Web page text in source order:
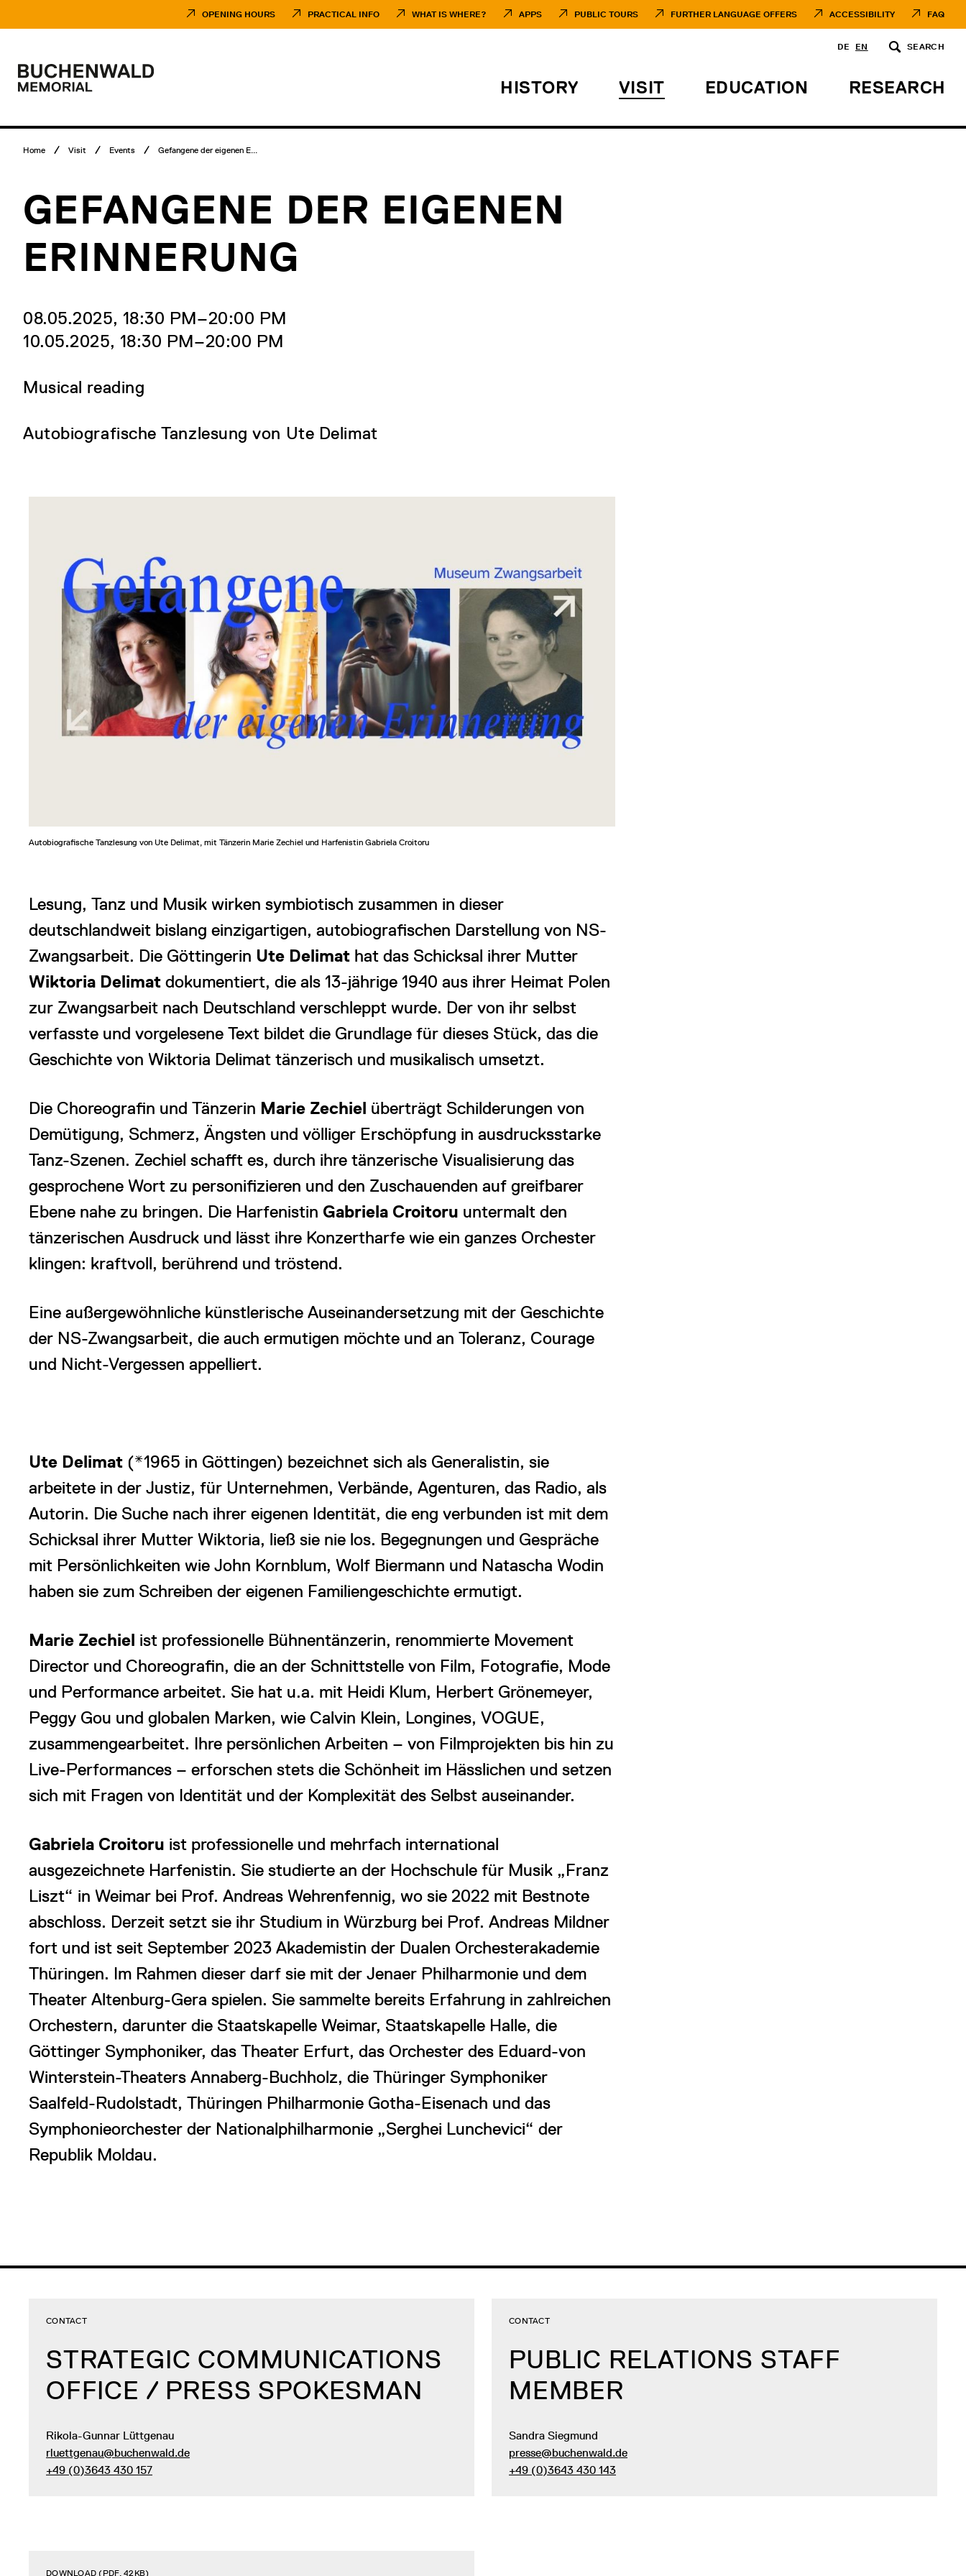
content
OPENING HOURS PRACTICAL INFO WHAT IS WHERE? APPS PUBLIC TOURS FURTHER LANGUAGE OFFERS ACCESSIBILITY FAQ
Main
DE EN SEARCH
Logo
Buchenwald
HISTORY VISIT EDUCATION RESEARCH
Breadcrumb
Home Visit Events Gefangene der eigenen E...
GEFANGENE DER EIGENEN
ERINNERUNG
08.05.2025, 18:30 PM‒20:00 PM
10.05.2025, 18:30 PM‒20:00 PM
Musical reading
Autobiografische Tanzlesung von Ute Delimat
Autobiografische Tanzlesung von Ute Delimat, mit Tänzerin Marie Zechiel und Harfenistin Gabriela Croitoru
Lesung, Tanz und Musik wirken symbiotisch zusammen in dieser
deutschlandweit bislang einzigartigen, autobiografischen Darstellung von NS-
Zwangsarbeit. Die Göttingerin Ute Delimat hat das Schicksal ihrer Mutter
Wiktoria Delimat dokumentiert, die als 13-jährige 1940 aus ihrer Heimat Polen
zur Zwangsarbeit nach Deutschland verschleppt wurde. Der von ihr selbst
verfasste und vorgelesene Text bildet die Grundlage für dieses Stück, das die
Geschichte von Wiktoria Delimat tänzerisch und musikalisch umsetzt.
Die Choreografin und Tänzerin Marie Zechiel überträgt Schilderungen von
Demütigung, Schmerz, Ängsten und völliger Erschöpfung in ausdrucksstarke
Tanz-Szenen. Zechiel schafft es, durch ihre tänzerische Visualisierung das
gesprochene Wort zu personifizieren und den Zuschauenden auf greifbarer
Ebene nahe zu bringen. Die Harfenistin Gabriela Croitoru untermalt den
tänzerischen Ausdruck und lässt ihre Konzertharfe wie ein ganzes Orchester
klingen: kraftvoll, berührend und tröstend.
Eine außergewöhnliche künstlerische Auseinandersetzung mit der Geschichte
der NS-Zwangsarbeit, die auch ermutigen möchte und an Toleranz, Courage
und Nicht-Vergessen appelliert.
Ute Delimat (*1965 in Göttingen) bezeichnet sich als Generalistin, sie
arbeitete in der Justiz, für Unternehmen, Verbände, Agenturen, das Radio, als
Autorin. Die Suche nach ihrer eigenen Identität, die eng verbunden ist mit dem
Schicksal ihrer Mutter Wiktoria, ließ sie nie los. Begegnungen und Gespräche
mit Persönlichkeiten wie John Kornblum, Wolf Biermann und Natascha Wodin
haben sie zum Schreiben der eigenen Familiengeschichte ermutigt.
Marie Zechiel ist professionelle Bühnentänzerin, renommierte Movement
Director und Choreografin, die an der Schnittstelle von Film, Fotografie, Mode
und Performance arbeitet. Sie hat u.a. mit Heidi Klum, Herbert Grönemeyer,
Peggy Gou und globalen Marken, wie Calvin Klein, Longines, VOGUE,
zusammengearbeitet. Ihre persönlichen Arbeiten – von Filmprojekten bis hin zu
Live-Performances – erforschen stets die Schönheit im Hässlichen und setzen
sich mit Fragen von Identität und der Komplexität des Selbst auseinander.
Gabriela Croitoru ist professionelle und mehrfach international
ausgezeichnete Harfenistin. Sie studierte an der Hochschule für Musik „Franz
Liszt“ in Weimar bei Prof. Andreas Wehrenfennig, wo sie 2022 mit Bestnote
abschloss. Derzeit setzt sie ihr Studium in Würzburg bei Prof. Andreas Mildner
fort und ist seit September 2023 Akademistin der Dualen Orchesterakademie
Thüringen. Im Rahmen dieser darf sie mit der Jenaer Philharmonie und dem
Theater Altenburg-Gera spielen. Sie sammelte bereits Erfahrung in zahlreichen
Orchestern, darunter die Staatskapelle Weimar, Staatskapelle Halle, die
Göttinger Symphoniker, das Theater Erfurt, das Orchester des Eduard-von
Winterstein-Theaters Annaberg-Buchholz, die Thüringer Symphoniker
Saalfeld-Rudolstadt, Thüringen Philharmonie Gotha-Eisenach und das
Symphonieorchester der Nationalphilharmonie „Serghei Lunchevici“ der
Republik Moldau.
STRATEGIC COMMUNICATIONS
OFFICE / PRESS SPOKESMAN
CONTACT
Rikola-Gunnar Lüttgenau
rluettgenau@buchenwald.de
+49 (0)3643 430 157
PUBLIC RELATIONS STAFF
MEMBER
CONTACT
Sandra Siegmund
presse@buchenwald.de
+49 (0)3643 430 143
DOWNLOAD (PDF, 42KB)